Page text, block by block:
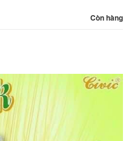
Còn hàng